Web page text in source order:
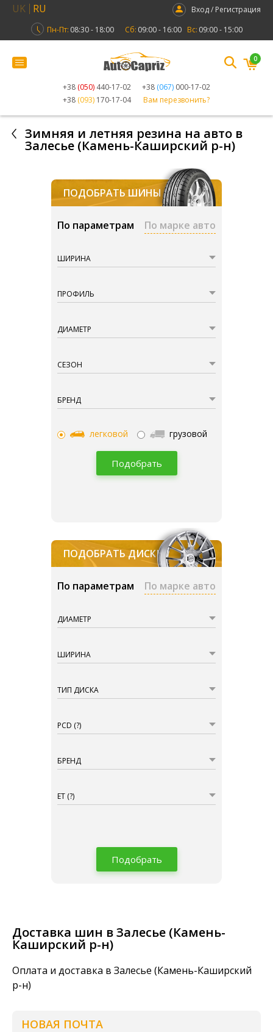
UK RU
Вход / Регистрация
Пн-Пт: 08:30 - 18:00 Сб: 09:00 - 16:00 Вс: 09:00 - 15:00
+38 (050) 440-17-02 +38 (067) 000-17-02
+38 (093) 170-17-04 Вам перезвонить?
0
Зимняя и летняя резина на авто в
Залесье (Камень-Каширский р-н)
ПОДОБРАТЬ ШИНЫ
По параметрам По марке авто
ШИРИНА
ПРОФИЛЬ
ДИАМЕТР
СЕЗОН
БРЕНД
легковой грузовой
Подобрать
ПОДОБРАТЬ ДИСКИ
По параметрам По марке авто
ДИАМЕТР
ШИРИНА
ТИП ДИСКА
PCD (?)
БРЕНД
ET (?)
Подобрать
Доставка шин в Залесье (Камень-
Каширский р-н)
Оплата и доставка в Залесье (Камень-Каширский
р-н)
НОВАЯ ПОЧТА